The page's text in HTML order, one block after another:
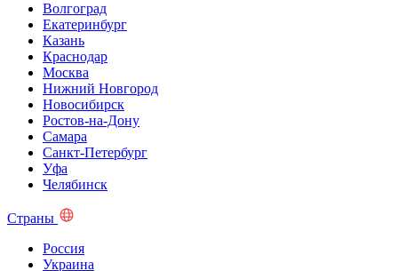
Волгоград
Екатеринбург
Казань
Краснодар
Москва
Нижний Новгород
Новосибирск
Ростов-на-Дону
Самара
Санкт-Петербург
Уфа
Челябинск
Страны
Россия
Украина